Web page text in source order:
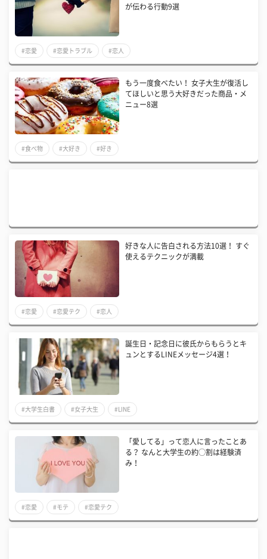
が伝わる行動9選
#恋愛 #恋愛トラブル #恋人
もう一度食べたい！ 女子大生が復活し
てほしいと思う大好きだった商品・メ
ニュー8選
#食べ物 #大好き #好き
好きな人に告白される方法10選！ すぐ
使えるテクニックが満載
#恋愛 #恋愛テク #恋人
誕生日・記念日に彼氏からもらうとキ
ュンとするLINEメッセージ4選！
#大学生白書 #女子大生 #LINE
「愛してる」って恋人に言ったことあ
る？ ​なんと大学生の約◯割は経験済
み！
#恋愛 #モテ #恋愛テク